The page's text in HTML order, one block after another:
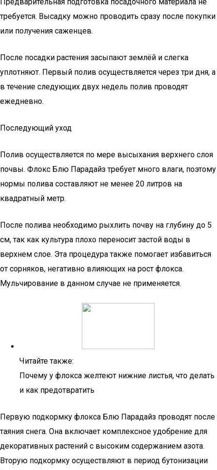
требуется. Высадку можно проводить сразу после покупки
или получения саженцев.
После посадки растения засыпают землёй и слегка
уплотняют. Первый полив осуществляется через три дня, а
в течение следующих двух недель полив проводят
ежедневно.
Последующий уход
Полив осуществляется по мере высыхания верхнего слоя
почвы. Флокс Блю Парадайз требует много влаги, поэтому
нормы полива составляют не менее 20 литров на
квадратный метр.
После полива необходимо рыхлить почву на глубину до 5
см, так как культура плохо переносит застой воды в
верхнем слое. Эта процедура также помогает избавиться
от сорняков, негативно влияющих на рост флокса.
Мульчирование в данном случае не применяется.
Читайте также:
Почему у флокса желтеют нижние листья, что делать
и как предотвратить
Первую подкормку флокса Блю Парадайз проводят после
таяния снега. Она включает комплексное удобрение для
декоративных растений с высоким содержанием азота.
Вторую подкормку осуществляют в период бутонизации